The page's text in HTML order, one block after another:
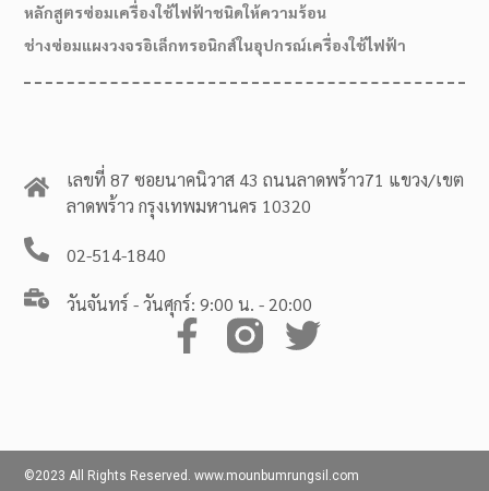
เลขที่ 87 ซอยนาคนิวาส 43 ถนนลาดพร้าว71 แขวง/เขต
ลาดพร้าว กรุงเทพมหานคร 10320
02-514-1840
วันจันทร์ - วันศุกร์: 9:00 น. - 20:00
หลักสูตรซ่อมเครื่องใช้ไฟฟ้าชนิดให้ความร้อน
ช่างซ่อมแผงวงจรอิเล็กทรอนิกส์ในอุปกรณ์เครื่องใช้ไฟฟ้า
©2023 All Rights Reserved. www.mounbumrungsil.com